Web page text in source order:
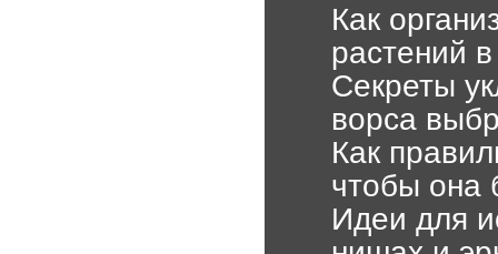
Как
растений
Секреты
ворса
Как
чтобы она
Идеи для